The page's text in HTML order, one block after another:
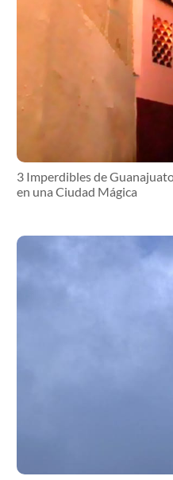
3 Imperdibles de
en una Ciudad Mágica